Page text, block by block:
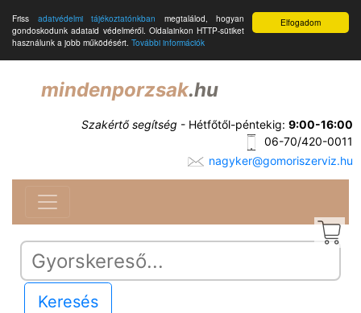
Elfogadom
Friss adatvédelmi tájékoztatónkban megtalálod, hogyan
gondoskodunk adataid védelméről. Oldalainkon HTTP-sütiket
használunk a jobb működésért. További információk
mindenporzsak.hu
Szakértő segítség - Hétfőtől-péntekig: 9:00-16:00
06-70/420-0011
nagyker@gomoriszerviz.hu
Keresés